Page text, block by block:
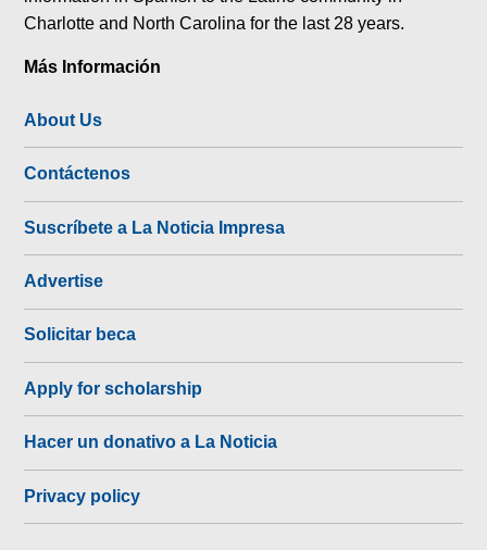
Charlotte and North Carolina for the last 28 years.
Más Información
About Us
Contáctenos
Suscríbete a La Noticia Impresa
Advertise
Solicitar beca
Apply for scholarship
Hacer un donativo a La Noticia
Privacy policy